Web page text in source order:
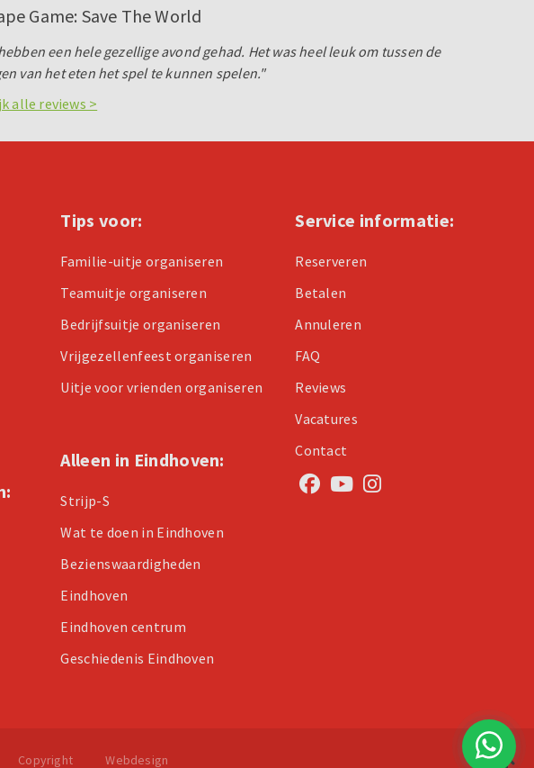
Game: Save The World
een hele gezellige avond gehad. Het was heel leuk om tussen de
van het eten het spel te kunnen spelen."
alle reviews >
Tips voor:
Familie-uitje organiseren
Teamuitje organiseren
Bedrijfsuitje organiseren
Vrijgezellenfeest organiseren
Uitje voor vrienden organiseren
Alleen in Eindhoven:
Strijp-S
Wat te doen in Eindhoven
Bezienswaardigheden
Eindhoven
Eindhoven centrum
Geschiedenis Eindhoven
Service informatie:
Reserveren
Betalen
Annuleren
FAQ
Reviews
Vacatures
Contact
Copyright Webdesign